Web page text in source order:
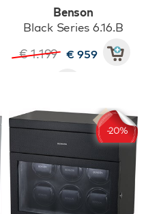
Benson
Black Series 6.16.B
€ 1.199 € 959